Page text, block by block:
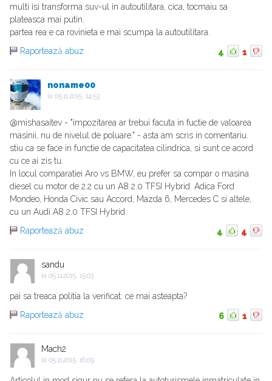
multi isi transforma suv-ul in autoutilitara, cica, tocmaiu sa
plateasca mai putin.
partea rea e ca rovinieta e mai scumpa la autoutilitara.
Raportează abuz
4 1
noname00
la 05.11.2015, 14:53
@mishasaitev - "impozitarea ar trebui facuta in fuctie de valoarea
masinii, nu de nivelul de poluare." - asta am scris in comentariu.
stiu ca se face in functie de capacitatea cilindrica, si sunt ce acord
cu ce ai zis tu.
In locul comparatiei Aro vs BMW, eu prefer sa compar o masina
diesel cu motor de 2.2 cu un A8 2.0 TFSI Hybrid. Adica Ford
Mondeo, Honda Civic sau Accord, Mazda 6, Mercedes C si altele,
cu un Audi A8 2.0 TFSI Hybrid.
Raportează abuz
4 4
sandu
la 05.11.2015, 15:03
pai sa treaca politia la verificat. ce mai asteapta?
Raportează abuz
6 1
Mach2
la 05.11.2015, 16:09